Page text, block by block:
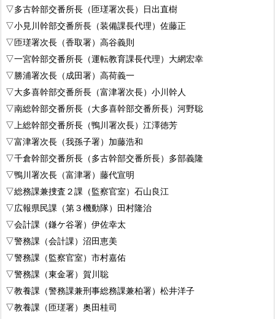
▽多古幹部交番所長（匝瑳署次長）日出直樹
▽小見川幹部交番所長（装備課長代理）佐藤正
▽匝瑳署次長（香取署）高谷義則
▽一宮幹部交番所長（運転教育課長代理）大網宏幸
▽勝浦署次長（成田署）高荷義一
▽大多喜幹部交番所長（富津署次長）小川幹人
▽南総幹部交番所長（大多喜幹部交番所長）河野聡
▽上総幹部交番所長（鴨川署次長）江澤徳芳
▽富津署次長（我孫子署）加藤浩和
▽千倉幹部交番所長（多古幹部交番所長）多部義隆
▽鴨川署次長（富津署）藤代宣明
▽総務課兼捜査２課（監察官室）石山良江
▽広報県民課（第３機動隊）田村隆治
▽会計課（鎌ケ谷署）伊佐幸太
▽警務課（会計課）沼田恵美
▽警務課（監察官室）市村嘉佑
▽警務課（東金署）賀川聡
▽教養課（警務課兼刑事総務課兼柏署）松井洋子
▽教養課（匝瑳署）奥田桂司